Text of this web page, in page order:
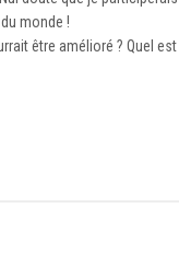
monde !
être amélioré ? Quel